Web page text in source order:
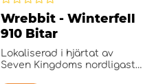
Wrebbit - Winterfell
910 Bitar
Lokaliserad i hjärtat av
Seven Kingdoms nordligaste